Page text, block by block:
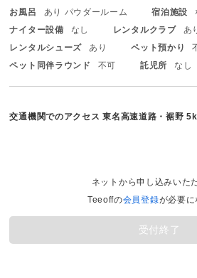
お風呂
あり パウダールーム 宿泊施設
ナイター設備
なし レンタルクラブ
あ
レンタルシューズ
あり ペット預かり
ペット同伴ラウンド
不可 託児所 なし
交通機関でのアクセス東名高速道路・裾野
ネットから申し込みいた
Teeoffの会員登録が必要
受付終了